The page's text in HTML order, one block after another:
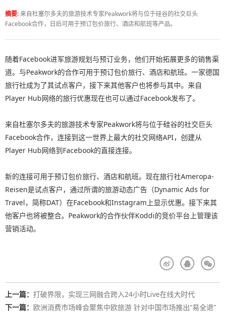
摘要:来自杜塞尔多夫的旅游技术专家Peakwork将与位于硅谷的社交巨头
Facebook合作，日后可用于预订包价旅行、酒店和航班等产品。
随着Facebook进军旅游规划与预订业务，他们开始拓展更多的销售渠
道。与Peakwork的合作可用于预订包价旅行、酒店和航班。一家德国
旅行社成为了其试点客户，接下来其他客户也将参与其中。来自
Player Hub网络的旅行优惠现在也可以通过Facebook发布了。
来自杜塞尔多夫的旅游技术专家Peakwork将与位于硅谷的社交巨头
Facebook合作，连接到这一世界上最大的社交网络API，创建从
Player Hub网络到Facebook的直接连接。
新的连接可用于预订包价旅行、酒店和航班。现在旅行社Ameropa-
Reisen是试点客户，通过所谓的旅游动态广告（Dynamic Ads for
Travel，简称DAT）在Facebook和Instagram上显示优惠。接下来其
他客户也将被整合。Peakwork的合作伙伴Koddi的竞价平台上管理该
营销活动。
上一篇： 打破界限，实现三网融合跨入24小时Live在线大时代
下一篇： 欧洲消费市场峰会聚焦中欧旅游 针对中国市场推出“易全退”